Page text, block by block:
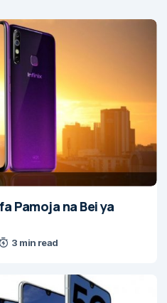
Pamoja na Bei ya
3 min read